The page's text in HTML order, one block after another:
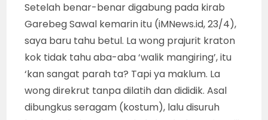
Setelah benar-benar digabung pada kirab
Garebeg Sawal kemarin itu (iMNews.id, 23/4),
saya baru tahu betul. La wong prajurit kraton
kok tidak tahu aba-aba ‘walik mangiring’, itu
‘kan sangat parah ta? Tapi ya maklum. La
wong direkrut tanpa dilatih dan dididik. Asal
dibungkus seragam (kostum), lalu disuruh